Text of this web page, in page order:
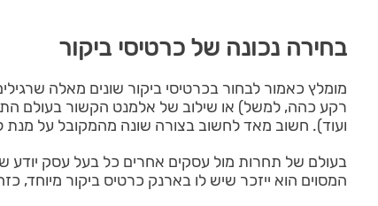
בחירה נכונה של כרטיסי ביקור
מומלץ כאמור לבחור בכרטיסי ביקור שונים מאלה
רקע כהה, למשל) או שילוב של אלמנט הקשור בעולם
ועוד). חשוב מאד לחשוב בצורה שונה מהמקובל על מנת
בעולם של תחרות מול עסקים אחרים כל בעל עסק יודע
המסוים הוא ייזכר שיש לו בארנק כרטיס ביקור מיוחד,